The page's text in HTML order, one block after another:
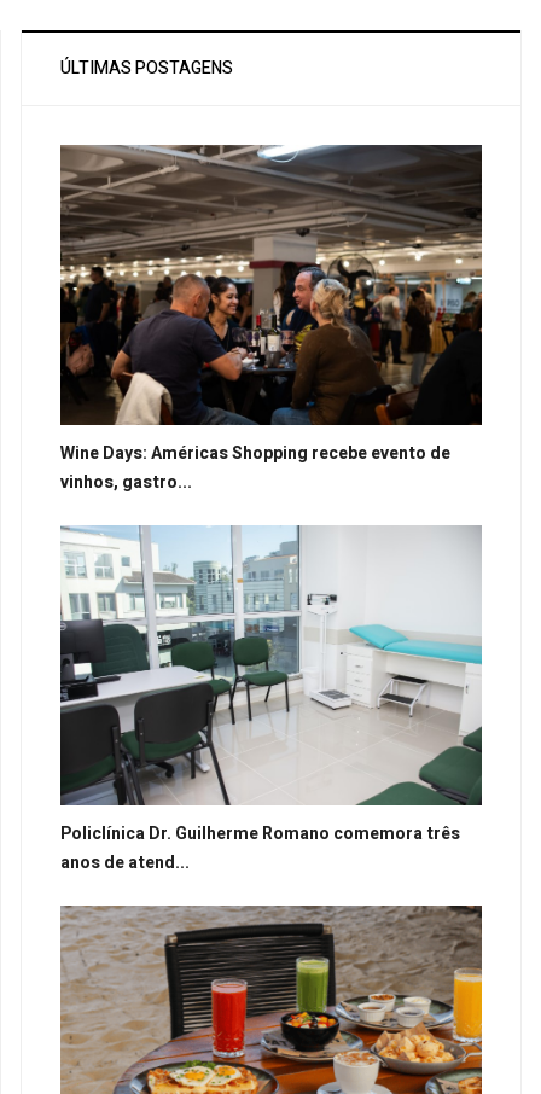
ÚLTIMAS POSTAGENS
Wine Days: Américas Shopping recebe evento de
vinhos, gastro...
Policlínica Dr. Guilherme Romano comemora três
anos de atend...